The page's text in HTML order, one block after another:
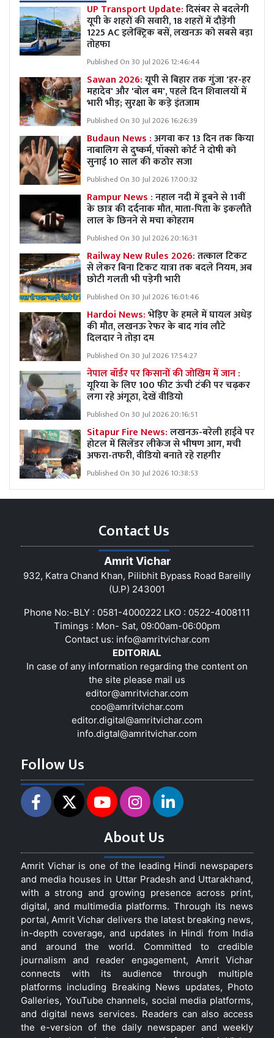
UP Transport Update:दिसंबर से बदलेगी
यूपी के शहरों की सवारी, 18 शहरों में दौड़ेंगी
1225 AC इलेक्ट्रिक बसें, लखनऊ को सबसे बड़ा
तोहफा
Published On 30 Jul 2026 12:46:44
Sawan 2026:यूपी से बिहार तक गुंजा 'हर-हर
महादेव' और 'बोल बम', पहले दिन शिवालयों में
भारी भीड़; सुरक्षा के कड़े इंतजाम
Published On 30 Jul 2026 16:26:39
Budaun News :अगवा कर 13 दिन तक किया
नाबालिग से दुष्कर्म, पॉक्सो कोर्ट ने दोषी को
सुनाई 10 साल की कठोर सजा
Published On 30 Jul 2026 17:00:32
Rampur News :नहाल नदी में डूबने से 11वीं
के छात्र की दर्दनाक मौत, माता-पिता के इकलौते
लाल के छिनने से मचा कोहराम
Published On 30 Jul 2026 20:16:31
Railway New Rules 2026:तत्काल टिकट
से लेकर बिना टिकट यात्रा तक बदले नियम, अब
छोटी गलती भी पड़ेगी भारी
Published On 30 Jul 2026 16:01:46
Hardoi News:भेड़िए के हमले में घायल अधेड़
की मौत, लखनऊ रेफर के बाद गांव लौटे
दिलदार ने तोड़ा दम
Published On 30 Jul 2026 17:54:27
नेपाल बॉर्डर पर किसानों की जोखिम में जान :
यूरिया के लिए 100 फीट ऊंची टंकी पर चढ़कर
लगा रहे अंगूठा, देखें वीडियो
Published On 30 Jul 2026 20:16:51
Sitapur Fire News:लखनऊ-बरेली हाईवे पर
होटल में सिलेंडर लीकेज से भीषण आग, मची
अफरा-तफरी, वीडियो बनाते रहे राहगीर
Published On 30 Jul 2026 10:38:53
Contact Us
Amrit Vichar
932, Katra Chand Khan, Pilibhit Bypass Road Bareilly
(U.P) 243001
Phone No:-BLY : 0581-4000222 LKO : 0522-4008111
Timings : Mon- Sat, 09:00am-06:00pm
Contact us: info@amritvichar.com
EDITORIAL
In case of any information regarding the content on
the site please mail us
editor@amritvichar.com
coo@amritvichar.com
editor.digital@amritvichar.com
info.digtal@amritvichar.com
Follow Us
About Us
Amrit Vichar is one of the leading Hindi newspapers
and media houses in Uttar Pradesh and Uttarakhand,
with a strong and growing presence across print,
digital, and multimedia platforms. Through its news
portal, Amrit Vichar delivers the latest breaking news,
in-depth coverage, and updates in Hindi from India
and around the world. Committed to credible
journalism and reader engagement, Amrit Vichar
connects with its audience through multiple
platforms including Breaking News updates, Photo
Galleries, YouTube channels, social media platforms,
and digital news services. Readers can also access
the e-version of the daily newspaper and weekly